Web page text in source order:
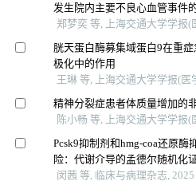
发生院内主要不良心血管事件
郑梦奕 等, 上海交通大学学报(
胱天蛋白酶募集域蛋白9在重
极化中的作用
王琳 等, 上海交通大学学报(医
精神分裂症患者体质量增加的
陈小畅 等, 上海交通大学学报(
Pcsk9抑制剂和hmg-coa还原酶
险：代谢介导的孟德尔随机化
闵茜 等, 临床与病理杂志, 2025